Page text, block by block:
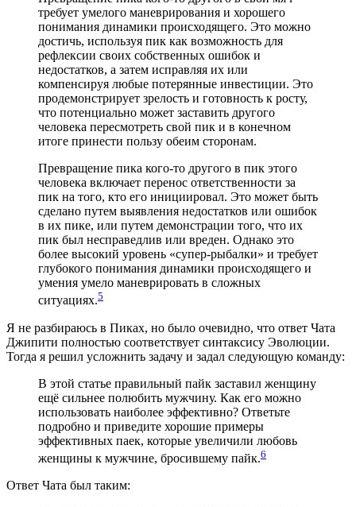
требует умелого маневрирования и хорошего
понимания динамики происходящего. Это можно
достичь, используя пик как возможность для
рефлексии своих собственных ошибок и
недостатков, а затем исправляя их или
компенсируя любые потерянные инвестиции. Это
продемонстрирует зрелость и готовность к росту,
что потенциально может заставить другого
человека пересмотреть свой пик и в конечном
итоге принести пользу обеим сторонам.
Превращение пика кого-то другого в пик этого
человека включает перенос ответственности за
пик на того, кто его инициировал. Это может быть
сделано путем выявления недостатков или ошибок
в их пике, или путем демонстрации того, что их
пик был несправедлив или вреден. Однако это
более высокий уровень «супер-рыбалки» и требует
глубокого понимания динамики происходящего и
умения умело маневрировать в сложных
ситуациях.5
Я не разбираюсь в Пиках, но было очевидно, что ответ Чата
Джипити полностью соответствует синтаксису Эволюции.
Тогда я решил усложнить задачу и задал следующую команду:
В этой статье правильный пайк заставил женщину
ещё сильнее полюбить мужчину. Как его можно
использовать наиболее эффективно? Ответьте
подробно и приведите хорошие примеры
эффективных паек, которые увеличили любовь
женщины к мужчине, бросившему пайк.6
Ответ Чата был таким: